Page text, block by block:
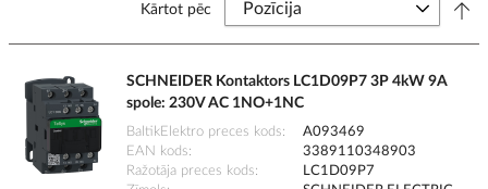
Kārtot pēc
SCHNEIDER Kontaktors LC1D09P7 3P 4kW 9A
spole: 230V AC 1NO+1NC
BaltikElektro preces kods
A093469
EAN kods
3389110348903
Ražotāja preces kods
LC1D09P7